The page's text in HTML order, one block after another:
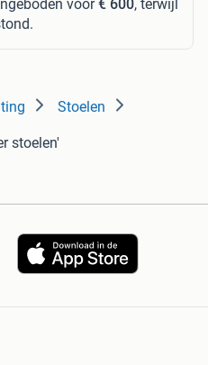
voor€ 600, terwijl
Stoelen
stoelen'